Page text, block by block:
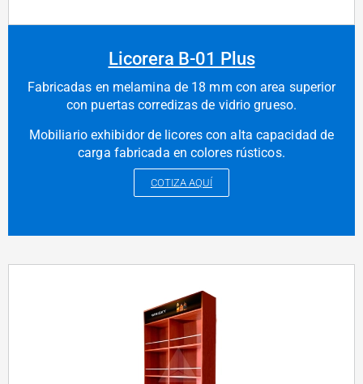
Licorera B-01 Plus
Fabricadas en melamina de 18 mm con area superior
con puertas corredizas de vidrio grueso.
Mobiliario exhibidor de licores con alta capacidad de
carga fabricada en colores rústicos.
COTIZA AQUÍ